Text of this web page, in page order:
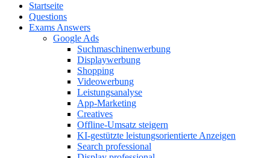
Startseite
Questions
Exams Answers
Google Ads
Suchmaschinenwerbung
Displaywerbung
Shopping
Videowerbung
Leistungsanalyse
App-Marketing
Creatives
Offline-Umsatz steigern
KI-gestützte leistungsorientierte Anzeigen
Search professional